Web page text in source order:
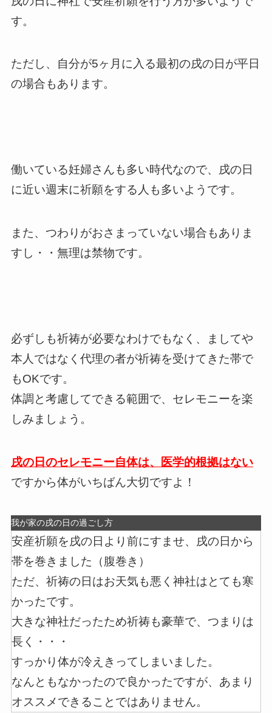
す。
ただし、自分が5ヶ月に入る最初の戌の日が平日
の場合もあります。
働いている妊婦さんも多い時代なので、戌の日
に近い週末に祈願をする人も多いようです。
また、つわりがおさまっていない場合もありま
すし・・無理は禁物です。
必ずしも祈祷が必要なわけでもなく、ましてや
本人ではなく代理の者が祈祷を受けてきた帯で
もOKです。
体調と考慮してできる範囲で、セレモニーを楽
しみましょう。
戌の日のセレモニー自体は、医学的根拠はない
ですから体がいちばん大切ですよ！
我が家の戌の日の過ごし方
安産祈願を戌の日より前にすませ、戌の日から
帯を巻きました（腹巻き）
ただ、祈祷の日はお天気も悪く神社はとても寒
かったです。
大きな神社だったため祈祷も豪華で、つまりは
長く・・・
すっかり体が冷えきってしまいました。
なんともなかったので良かったですが、あまり
オススメできることではありません。